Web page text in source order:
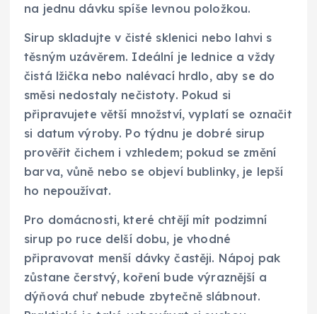
na jednu dávku spíše levnou položkou.
Sirup skladujte v čisté sklenici nebo lahvi s
těsným uzávěrem. Ideální je lednice a vždy
čistá lžička nebo nalévací hrdlo, aby se do
směsi nedostaly nečistoty. Pokud si
připravujete větší množství, vyplatí se označit
si datum výroby. Po týdnu je dobré sirup
prověřit čichem i vzhledem; pokud se změní
barva, vůně nebo se objeví bublinky, je lepší
ho nepoužívat.
Pro domácnosti, které chtějí mít podzimní
sirup po ruce delší dobu, je vhodné
připravovat menší dávky častěji. Nápoj pak
zůstane čerstvý, koření bude výraznější a
dýňová chuť nebude zbytečně slábnout.